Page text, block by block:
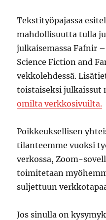
Tekstityöpajassa
mahdollisuutta tulla
julkaisemassa Fafnir
Science Fiction and
vekkolehdessä.
toistaiseksi julkaissut
omilta verkkosivuilta.
Poikkeuksellisen
tilanteemme vuoksi
verkossa, Zoom-
toimitetaan
suljettuun
Jos sinulla on